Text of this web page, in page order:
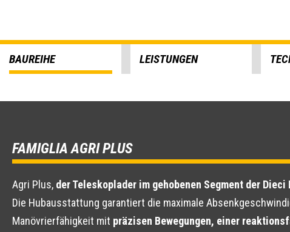
BAUREIHE LEISTUNGEN
FAMIGLIA AGRI PLUS
Agri Plus, der Teleskoplader im gehobenen Segment der Dieci
Die Hubausstattung garantiert die maximale
Manövrierfähigkeit mit präzisen Bewegungen, einer